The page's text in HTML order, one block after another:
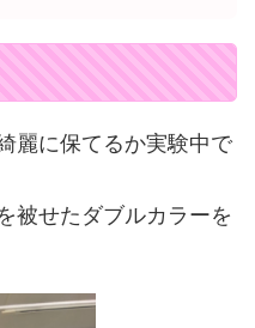
麗に保てるか実験中で
被せたダブルカラーを